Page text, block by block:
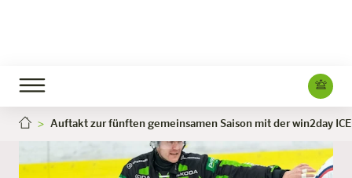
Auftakt zur fünften gemeinsamen Saison mit der win2day